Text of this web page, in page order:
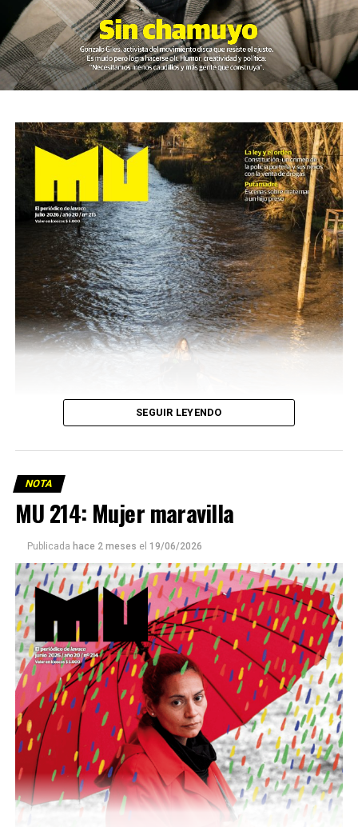
Este número 215 de MU ☝️viene con doble tapa, que
podría ser una frase:
Sin chamuyo, a remarla.
Descargar la Mu en PDF
SEGUIR LEYENDO
NOTA
MU 214: Mujer maravilla
Publicada hace 2 meses el 19/06/2026